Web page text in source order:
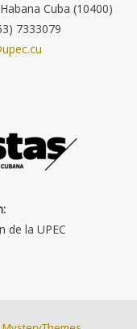
Cuba (10400)
7333079
de la UPEC